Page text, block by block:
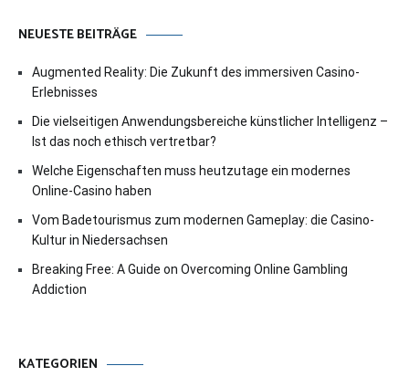
NEUESTE BEITRÄGE
Augmented Reality: Die Zukunft des immersiven Casino-
Erlebnisses
Die vielseitigen Anwendungsbereiche künstlicher Intelligenz –
Ist das noch ethisch vertretbar?
Welche Eigenschaften muss heutzutage ein modernes
Online-Casino haben
Vom Badetourismus zum modernen Gameplay: die Casino-
Kultur in Niedersachsen
Breaking Free: A Guide on Overcoming Online Gambling
Addiction
KATEGORIEN